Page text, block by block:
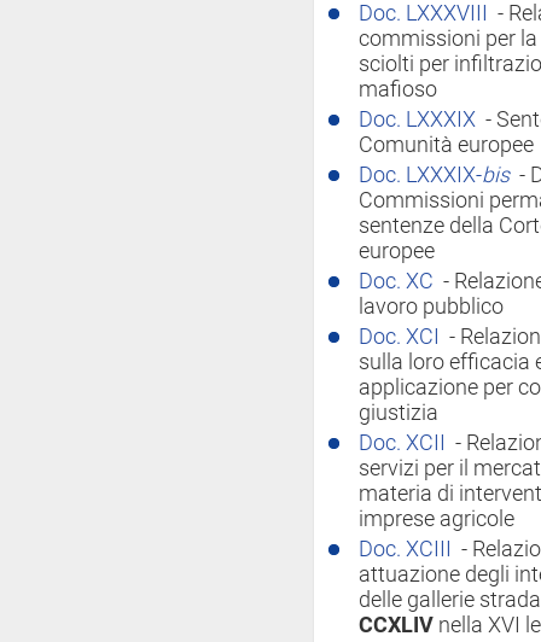
Doc. LXXXVIII
-
commissioni per
sciolti per
mafioso
Doc. LXXXIX -
Comunità europee
Doc. LXXXIX-bis -
Commissioni
sentenze della
europee
Doc. XC -
lavoro pubblico
Doc. XCI
-
sulla loro efficacia
applicazione per
giustizia
Doc. XCII
-
servizi per il
materia di
imprese agricole
Doc. XCIII
-
attuazione degli
delle gallerie
CCXLIV nella XVI